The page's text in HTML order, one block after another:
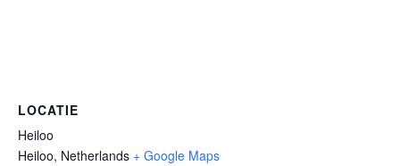
LOCATIE
Heiloo
Heiloo, Netherlands + Google Maps